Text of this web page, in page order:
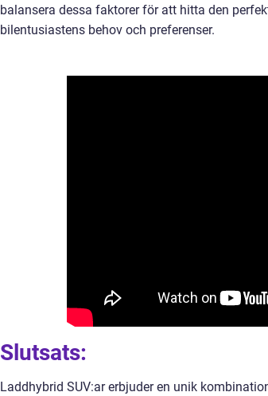
balansera dessa faktorer för att hitta den
bilentusiastens behov och preferenser.
Slutsats:
Laddhybrid SUV:ar erbjuder en unik